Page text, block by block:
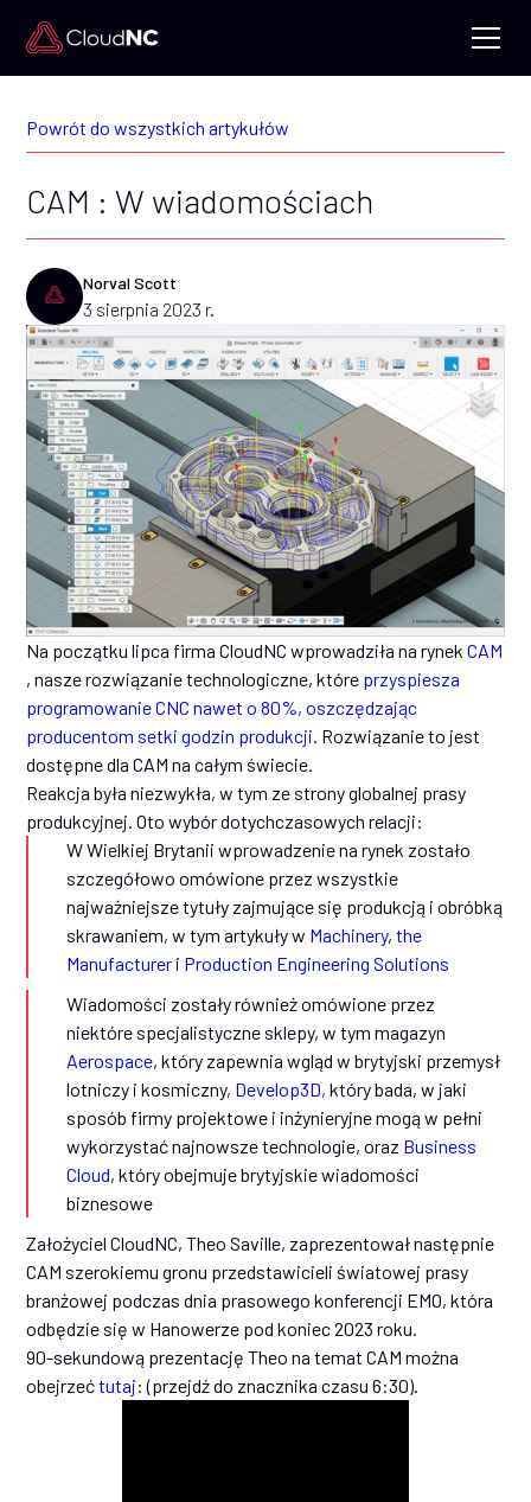
Powrót do wszystkich artykułów
CAM : W wiadomościach
Norval Scott
3 sierpnia 2023 r.
Na początku lipca firma CloudNC wprowadziła na rynekCAM
, nasze rozwiązanie technologiczne, które przyspiesza
programowanie CNC nawet o 80%, oszczędzając
producentom setki godzin produkcji. Rozwiązanie to jest
dostępne dla CAM na całym świecie.
Reakcja była niezwykła, w tym ze strony globalnej prasy
produkcyjnej. Oto wybór dotychczasowych relacji:
W Wielkiej Brytanii wprowadzenie na rynek zostało
szczegółowo omówione przez wszystkie
najważniejsze tytuły zajmujące się produkcją i obróbką
skrawaniem, w tym artykuły w Machinery,the
Manufacturer i Production Engineering Solutions
Wiadomości zostały również omówione przez
niektóre specjalistyczne sklepy, w tym magazyn
Aerospace, który zapewnia wgląd w brytyjski przemysł
lotniczy i kosmiczny, Develop3D,który bada, w jaki
sposób firmy projektowe i inżynieryjne mogą w pełni
wykorzystać najnowsze technologie, oraz Business
Cloud, który obejmuje brytyjskie wiadomości
biznesowe
Założyciel CloudNC, Theo Saville, zaprezentował następnie
CAM szerokiemu gronu przedstawicieli światowej prasy
branżowej podczas dnia prasowego konferencji EMO, która
odbędzie się w Hanowerze pod koniec 2023 roku.
90-sekundową prezentację Theo na temat CAM można
obejrzećtutaj: (przejdź do znacznika czasu 6:30).